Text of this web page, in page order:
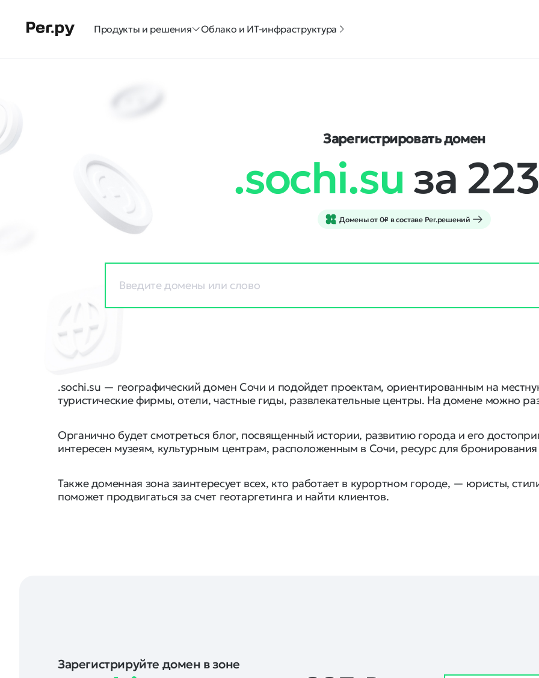
Продукты и решения Облако и ИТ-инфраструктура
Зарегистрировать домен
.sochi.su за 223
Домены от 0₽ в составе Рег.решений
.sochi.su — географический домен Сочи и подойдет проектам, ориентированным на
туристические фирмы, отели, частные гиды, развлекательные центры. На домене можно
Органично будет смотреться блог, посвященный истории, развитию города и его
интересен музеям, культурным центрам, расположенным в Сочи, ресурс для
Также доменная зона заинтересует всех, кто работает в курортном городе, — юристы,
поможет продвигаться за счет геотаргетинга и найти клиентов.
Зарегистрируйте домен в зоне